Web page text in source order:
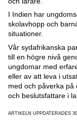
I Indien har
skolavhopp och
situationer.
Vår sydafrikanska
till en högre nivå
ungdomar med
eller av att leva i
med och påverka på
och beslutsfattare i
ARTIKELN UPPDATERADES